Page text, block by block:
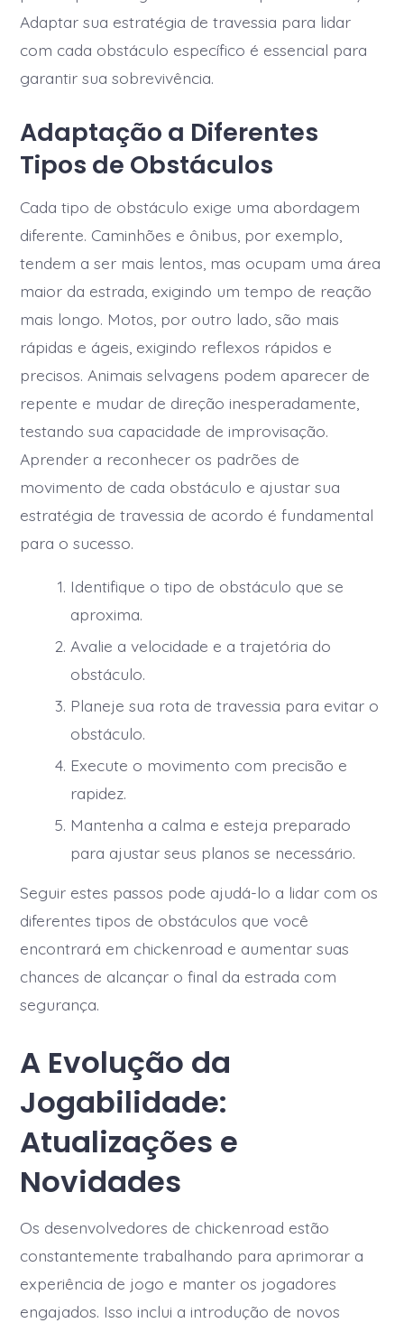
Adaptar sua estratégia de travessia para lidar
com cada obstáculo específico é essencial para
garantir sua sobrevivência.
Adaptação a Diferentes
Tipos de Obstáculos
Cada tipo de obstáculo exige uma abordagem
diferente. Caminhões e ônibus, por exemplo,
tendem a ser mais lentos, mas ocupam uma área
maior da estrada, exigindo um tempo de reação
mais longo. Motos, por outro lado, são mais
rápidas e ágeis, exigindo reflexos rápidos e
precisos. Animais selvagens podem aparecer de
repente e mudar de direção inesperadamente,
testando sua capacidade de improvisação.
Aprender a reconhecer os padrões de
movimento de cada obstáculo e ajustar sua
estratégia de travessia de acordo é fundamental
para o sucesso.
Identifique o tipo de obstáculo que se
aproxima.
Avalie a velocidade e a trajetória do
obstáculo.
Planeje sua rota de travessia para evitar o
obstáculo.
Execute o movimento com precisão e
rapidez.
Mantenha a calma e esteja preparado
para ajustar seus planos se necessário.
Seguir estes passos pode ajudá-lo a lidar com os
diferentes tipos de obstáculos que você
encontrará em chickenroad e aumentar suas
chances de alcançar o final da estrada com
segurança.
A Evolução da
Jogabilidade:
Atualizações e
Novidades
Os desenvolvedores de chickenroad estão
constantemente trabalhando para aprimorar a
experiência de jogo e manter os jogadores
engajados. Isso inclui a introdução de novos